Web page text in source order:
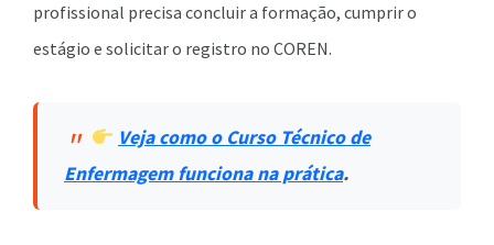
profissional precisa concluir a formação, cumprir o
estágio e solicitar o registro no COREN.
Veja como o Curso Técnico de
Enfermagem funciona na prática.